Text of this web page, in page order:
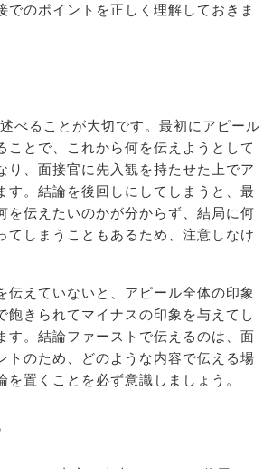
でのポイントを正しく理解しておきま
べることが大切です。最初にアピール
ことで、これから何を伝えようとして
り、面接官に先入観を持たせた上でア
す。結論を後回しにしてしまうと、最
を伝えたいのかが分からず、結局に何
てしまうこともあるため、注意しなけ
伝えていないと、アピール全体の印象
飽きられてマイナスの印象を与えてし
す。結論ファーストで伝えるのは、面
トのため、どのような内容で伝える場
を置くことを必ず意識しましょう。